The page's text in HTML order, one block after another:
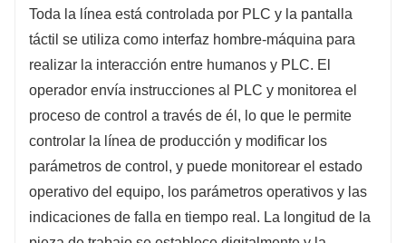
Toda la línea está controlada por PLC y la pantalla
táctil se utiliza como interfaz hombre-máquina para
realizar la interacción entre humanos y PLC. El
operador envía instrucciones al PLC y monitorea el
proceso de control a través de él, lo que le permite
controlar la línea de producción y modificar los
parámetros de control, y puede monitorear el estado
operativo del equipo, los parámetros operativos y las
indicaciones de falla en tiempo real. La longitud de la